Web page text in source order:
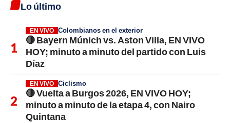
Lo último
EN VIVO Colombianos en el exterior
🔴 Bayern Múnich vs. Aston Villa, EN VIVO
HOY; minuto a minuto del partido con Luis
Díaz
EN VIVO Ciclismo
🔴 Vuelta a Burgos 2026, EN VIVO HOY;
minuto a minuto de la etapa 4, con Nairo
Quintana